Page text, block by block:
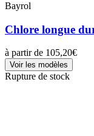
Bayrol
Chlore longue
à partir de 105,20€
Voir les modèles
Rupture de stock